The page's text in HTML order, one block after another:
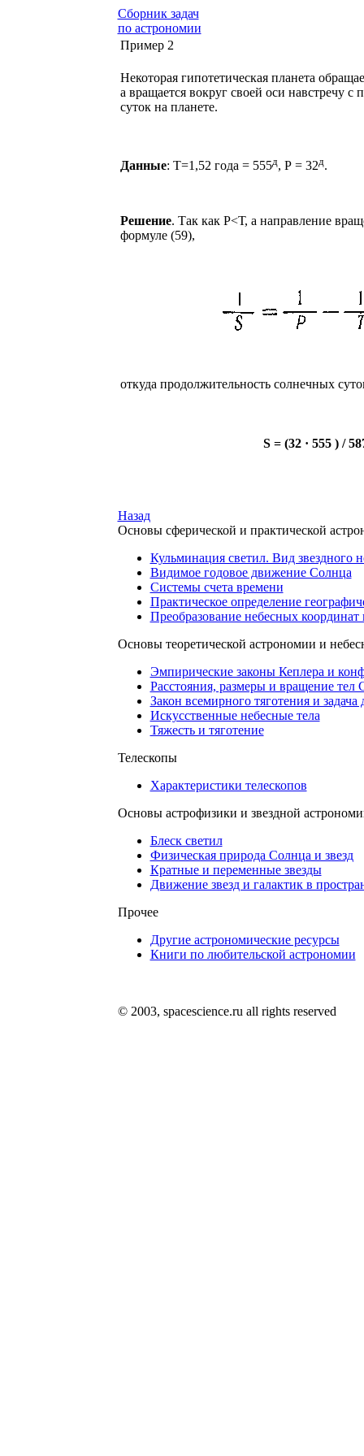
Сборник задач
по астрономии
Пример 2
Некоторая гипотетическая планета
а вращается вокруг своей оси навстречу
суток на планете.
Данные: T=1,52 года = 555д, Р = 32д.
Решение. Так как Р<Т, а направление
формуле (59),
откуда продолжительность солнечных
S = (32 · 555 ) /
Назад
Основы сферической и практической
Кульминация светил. Вид звездного
Видимое годовое движение Солнца
Системы счета времени
Практическое определение
Преобразование небесных координат
Основы теоретической астрономии и
Эмпирические законы Кеплера и
Расстояния, размеры и вращение тел
Закон всемирного тяготения и задача
Искусственные небесные тела
Тяжесть и тяготение
Телескопы
Характеристики телескопов
Основы астрофизики и звездной
Блеск светил
Физическая природа Солнца и звезд
Кратные и переменные звезды
Движение звезд и галактик в
Прочее
Другие астрономические ресурсы
Книги по любительской астрономии
© 2003, spacescience.ru all rights reserved